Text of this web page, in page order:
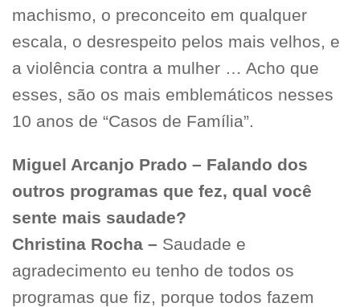
machismo, o preconceito em qualquer
escala, o desrespeito pelos mais velhos, e
a violência contra a mulher … Acho que
esses, são os mais emblemáticos nesses
10 anos de “Casos de Família”.
Miguel Arcanjo Prado – Falando dos
outros programas que fez, qual você
sente mais saudade?
Christina Rocha – Saudade e
agradecimento eu tenho de todos os
programas que fiz, porque todos fazem